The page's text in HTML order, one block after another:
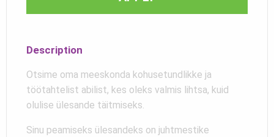
Description
Otsime oma meeskonda kohusetundlikke ja
töötahtelist abilist, kes oleks valmis lihtsa, kuid
olulise ülesande täitmiseks.
Sinu peamiseks ülesandeks on juhtmestike